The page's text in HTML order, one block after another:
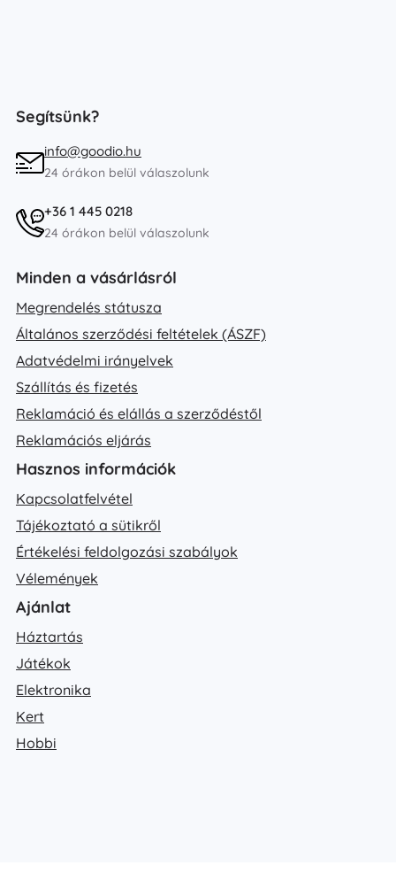
Segítsünk?
info@goodio.hu
24 órákon belül válaszolunk
+36 1 445 0218
24 órákon belül válaszolunk
Minden a vásárlásról
Megrendelés státusza
Általános szerződési feltételek (ÁSZF)
Adatvédelmi irányelvek
Szállítás és fizetés
Reklamáció és elállás a szerződéstől
Reklamációs eljárás
Hasznos információk
Kapcsolatfelvétel
Tájékoztató a sütikről
Értékelési feldolgozási szabályok
Vélemények
Ajánlat
Háztartás
Játékok
Elektronika
Kert
Hobbi